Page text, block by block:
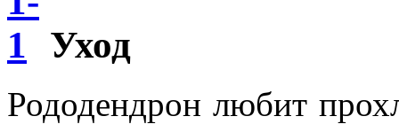
Уход
Рододендрон любит